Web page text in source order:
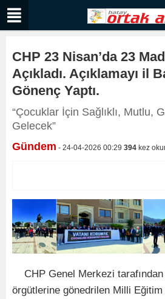
CHP 23 Nisan’da 23
Açıkladı. Açıklamayı il
Gönenç Yaptı.
“Çocuklar İçin Sağlıklı, Mutlu,
Gelecek”
Gündem - 24-04-2026 00:29 394 kez
CHP Genel Merkezi tarafından
örgütlerine gönedrilen Milli